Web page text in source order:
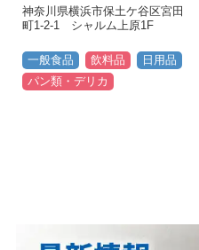
神奈川県横浜市保土ケ谷区宮田
町1-2-1 シャルム上原1F
一般食品 飲料品
日用品
パン類・デリカ